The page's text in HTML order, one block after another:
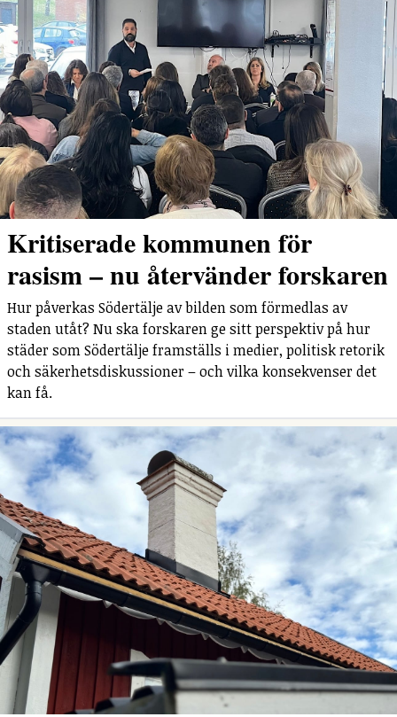
Kritiserade kommunen för
rasism – nu återvänder forskaren
Hur påverkas Södertälje av bilden som förmedlas av
staden utåt? Nu ska forskaren ge sitt perspektiv på hur
städer som Södertälje framställs i medier, politisk retorik
och säkerhetsdiskussioner – och vilka konsekvenser det
kan få.